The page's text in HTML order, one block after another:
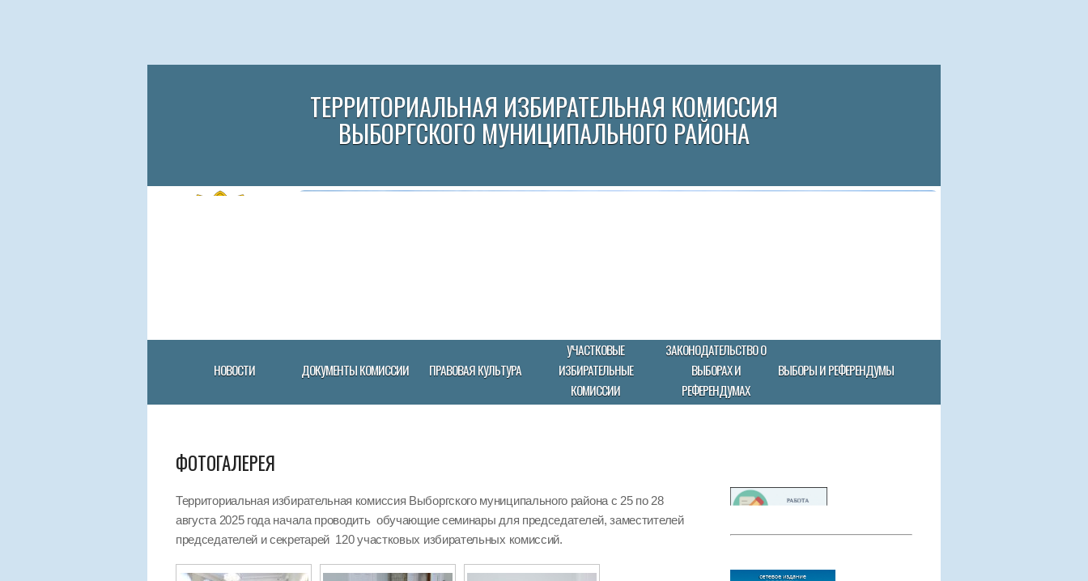
ТЕРРИТОРИАЛЬНАЯ ИЗБИРАТЕЛЬНАЯ КОМИССИЯ
ВЫБОРГСКОГО МУНИЦИПАЛЬНОГО РАЙОНА
НОВОСТИ ДОКУМЕНТЫ КОМИССИИ ПРАВОВАЯ КУЛЬТУРА
УЧАСТКОВЫЕ
ИЗБИРАТЕЛЬНЫЕ
КОМИССИИ
ЗАКОНОДАТЕЛЬСТВО О
ВЫБОРАХ И
РЕФЕРЕНДУМАХ
ВЫБОРЫ И РЕФЕРЕНДУМЫ
ФОТОГАЛЕРЕЯ
Территориальная избирательная комиссия Выборгского муниципального района с 25 по 28
августа 2025 года начала проводить обучающие семинары для председателей, заместителей
председателей и секретарей 120 участковых избирательных комиссий.